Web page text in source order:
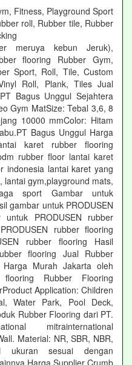
Fitness, Playground Sport
roll, Rubber tile, Rubber
meruya kebun Jeruk),
flooring Rubber Gym,
Sport, Roll, Tile, Custom
Roll, Plank, Tiles Jual
Bagus Unggul Sejahtera
Gym MatSize: Tebal 3,6, 8
10000 mmColor: Hitam
Bagus Unggul Harga
karet rubber flooring
rubber floor lantai karet
indonesia lantai karet yang
gym,playground mats,
sport Gambar untuk
gambar untuk PRODUSEN
PRODUSEN rubber
rubber flooring
rubber flooring Hasil
flooring Jual Rubber
Murah Jakarta oleh
Rubber Flooring
Application: Children
Water Park, Pool Deck,
Rubber Flooring dari PT.
mitrainternational
Material: NR, SBR, NBR,
ukuran sesuai dengan